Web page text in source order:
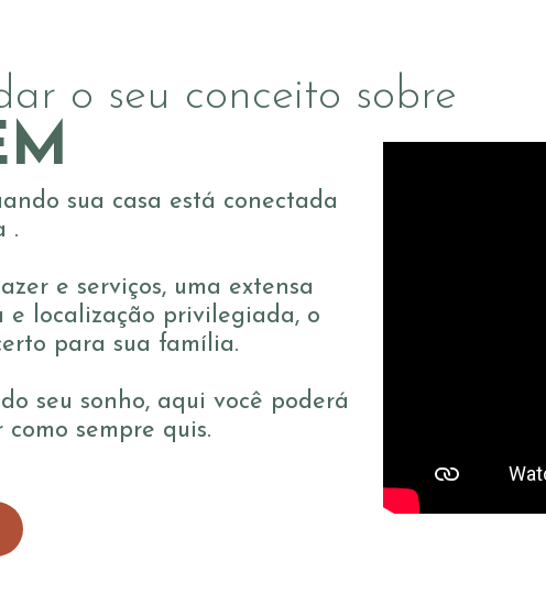
sua casa está conectada
.
e serviços, uma extensa
e localização privilegiada, o
para sua família.
seu sonho, aqui você poderá
sempre quis.
o seu conceito sobre